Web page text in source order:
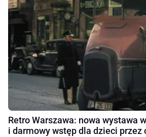
Retro Warszawa: nowa wystawa
i darmowy wstęp dla dzieci przez